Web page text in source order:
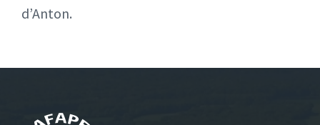
d’Anton.